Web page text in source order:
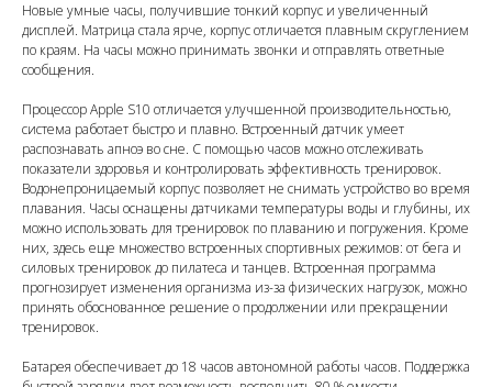
Новые умные часы, получившие тонкий корпус и увеличенный
дисплей. Матрица стала ярче, корпус отличается плавным скруглением
по краям. На часы можно принимать звонки и отправлять ответные
сообщения.
Процессор Apple S10 отличается улучшенной производительностью,
система работает быстро и плавно. Встроенный датчик умеет
распознавать апноэ во сне. С помощью часов можно отслеживать
показатели здоровья и контролировать эффективность тренировок.
Водонепроницаемый корпус позволяет не снимать устройство во время
плавания. Часы оснащены датчиками температуры воды и глубины, их
можно использовать для тренировок по плаванию и погружения. Кроме
них, здесь еще множество встроенных спортивных режимов: от бега и
силовых тренировок до пилатеса и танцев. Встроенная программа
прогнозирует изменения организма из-за физических нагрузок, можно
принять обоснованное решение о продолжении или прекращении
тренировок.
Батарея обеспечивает до 18 часов автономной работы часов. Поддержка